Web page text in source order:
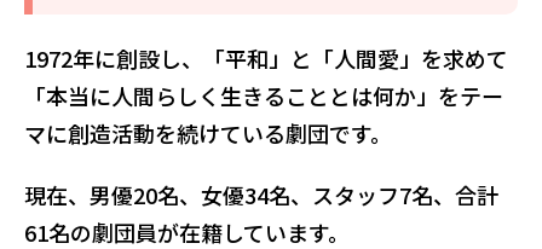
1972年に創設し、「平和」と「人間愛」を求めて
「本当に人間らしく生きることとは何か」をテー
マに創造活動を続けている劇団です。
現在、男優20名、女優34名、スタッフ7名、合計
61名の劇団員が在籍しています。